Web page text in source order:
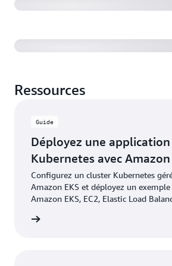
Ressources
Guide
Déployez une application
Kubernetes avec Amazon
Configurez un cluster Kubernetes
Amazon EKS et déployez un exemple
Amazon EKS, EC2, Elastic Load